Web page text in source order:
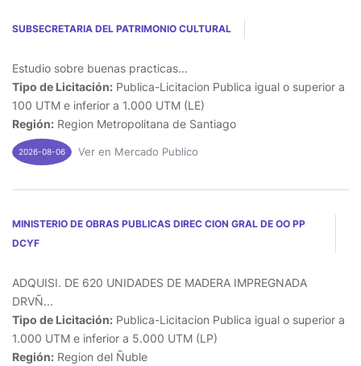
SUBSECRETARIA DEL PATRIMONIO CULTURAL
Estudio sobre buenas practicas...
Tipo de Licitación: Publica-Licitacion Publica igual o superior a
100 UTM e inferior a 1.000 UTM (LE)
Región: Region Metropolitana de Santiago
2026-08-06 Ver en Mercado Publico
MINISTERIO DE OBRAS PUBLICAS DIREC CION GRAL DE OO PP
DCYF
ADQUISI. DE 620 UNIDADES DE MADERA IMPREGNADA
DRVÑ...
Tipo de Licitación: Publica-Licitacion Publica igual o superior a
1.000 UTM e inferior a 5.000 UTM (LP)
Región: Region del Ñuble